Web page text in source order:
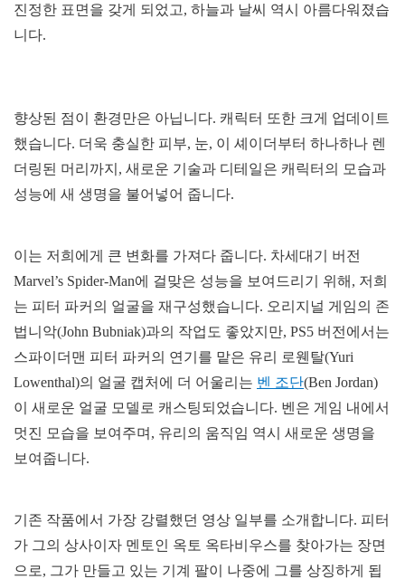
진정한 표면을 갖게 되었고, 하늘과 날씨 역시 아름다워졌습
니다.
향상된 점이 환경만은 아닙니다. 캐릭터 또한 크게 업데이트
했습니다. 더욱 충실한 피부, 눈, 이 셰이더부터 하나하나 렌
더링된 머리까지, 새로운 기술과 디테일은 캐릭터의 모습과
성능에 새 생명을 불어넣어 줍니다.
이는 저희에게 큰 변화를 가져다 줍니다. 차세대기 버전
Marvel’s Spider-Man에 걸맞은 성능을 보여드리기 위해, 저희
는 피터 파커의 얼굴을 재구성했습니다. 오리지널 게임의 존
법니악(John Bubniak)과의 작업도 좋았지만, PS5 버전에서는
스파이더맨 피터 파커의 연기를 맡은 유리 로웬탈(Yuri
Lowenthal)의 얼굴 캡처에 더 어울리는 벤 조단(Ben Jordan)
이 새로운 얼굴 모델로 캐스팅되었습니다. 벤은 게임 내에서
멋진 모습을 보여주며, 유리의 움직임 역시 새로운 생명을
보여줍니다.
기존 작품에서 가장 강렬했던 영상 일부를 소개합니다. 피터
가 그의 상사이자 멘토인 옥토 옥타비우스를 찾아가는 장면
으로, 그가 만들고 있는 기계 팔이 나중에 그를 상징하게 됩